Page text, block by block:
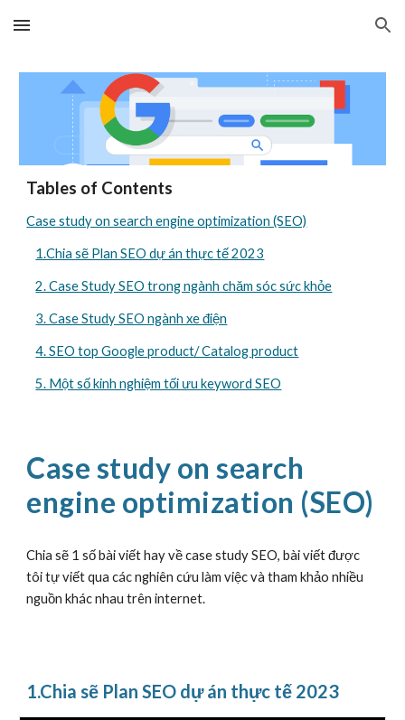
Skip to main content Skip to navigation
Tables of Contents
Case study on search engine optimization (SEO)
1.Chia sẽ Plan SEO dự án thực tế 2023
2. Case Study SEO trong ngành chăm sóc sức khỏe
3. Case Study SEO ngành xe điện
4. SEO top Google product/ Catalog product
5. Một số kinh nghiệm tối ưu keyword SEO
Case study on search
engine optimization (SEO)
Chia sẽ 1 số bài viết hay về case study SEO, bài viết được
tôi tự viết qua các nghiên cứu làm việc và tham khảo nhiều
nguồn khác nhau trên internet.
1.Chia sẽ Plan SEO dự án thực tế 2023